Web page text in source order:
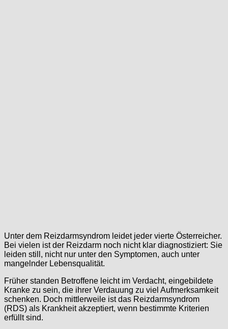
Unter dem Reizdarmsyndrom leidet jeder vierte Österreicher.
Bei vielen ist der Reizdarm noch nicht klar diagnostiziert: Sie
leiden still, nicht nur unter den Symptomen, auch unter
mangelnder Lebensqualität.
Früher standen Betroffene leicht im Verdacht, eingebildete
Kranke zu sein, die ihrer Verdauung zu viel Aufmerksamkeit
schenken. Doch mittlerweile ist das Reizdarmsyndrom
(RDS) als Krankheit akzeptiert, wenn bestimmte Kriterien
erfüllt sind.